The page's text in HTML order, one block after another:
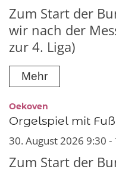
Zum Start der
wir nach der
zur 4. Liga)
Mehr
Oekoven
Orgelspiel mit
30. August 2026 9:30 -
Zum Start der